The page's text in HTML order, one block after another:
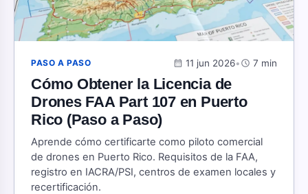
PASO A PASO calendar_month 11 jun 2026•schedule 7 min
Cómo Obtener la Licencia de
Drones FAA Part 107 en Puerto
Rico (Paso a Paso)
Aprende cómo certificarte como piloto comercial
de drones en Puerto Rico. Requisitos de la FAA,
registro en IACRA/PSI, centros de examen locales y
recertificación.